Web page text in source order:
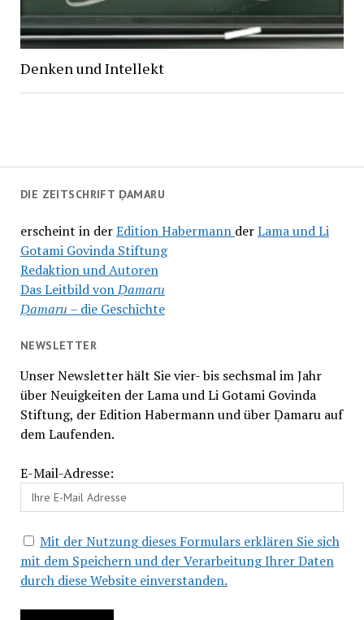
DIE ZEITSCHRIFT ḌAMARU
erscheint in derEdition Habermann derLama und Li
Gotami Govinda Stiftung
Redaktion und Autoren
Das Leitbild vonḌamaru
Ḍamaru – die Geschichte
NEWSLETTER
Unser Newsletter hält Sie vier- bis sechsmal im Jahr
über Neuigkeiten der Lama und Li Gotami Govinda
Stiftung, der Edition Habermann und über Ḍamaru auf
dem Laufenden.
E-Mail-Adresse:
Mit der Nutzung dieses Formulars erklären Sie sich
mit dem Speichern und der Verarbeitung Ihrer Daten
durch diese Website einverstanden.
Denken und Intellekt